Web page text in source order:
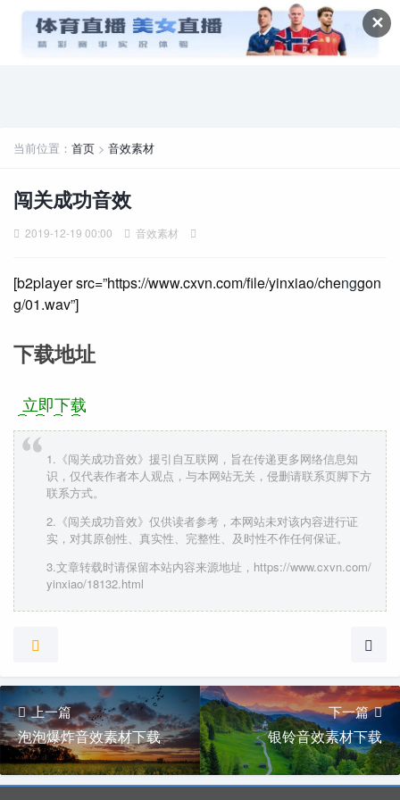
✕
当前位置： 首页 > 音效素材
闯关成功音效
2019-12-19 00:00 音效素材
[b2player src=”https://www.cxvn.com/file/yinxiao/chenggon
g/01.wav”]
下载地址
立即下载
1.《闯关成功音效》援引自互联网，旨在传递更多网络信息知
识，仅代表作者本人观点，与本网站无关，侵删请联系页脚下方
联系方式。
2.《闯关成功音效》仅供读者参考，本网站未对该内容进行证
实，对其原创性、真实性、完整性、及时性不作任何保证。
3.文章转载时请保留本站内容来源地址，https://www.cxvn.com/
yinxiao/18132.html
上一篇
泡泡爆炸音效素材下载
下一篇
银铃音效素材下载